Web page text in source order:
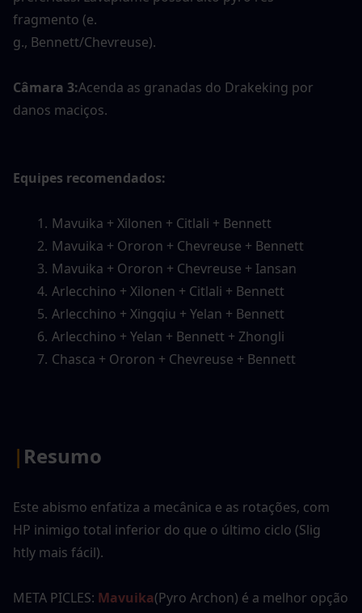
fragmento (e.
g., Bennett/Chevreuse).
Câmara 3:Acenda as granadas do Drakeking por
danos maciços.
Equipes recomendados:
Mavuika + Xilonen + Citlali + Bennett
Mavuika + Ororon + Chevreuse + Bennett
Mavuika + Ororon + Chevreuse + Iansan
Arlecchino + Xilonen + Citlali + Bennett
Arlecchino + Xingqiu + Yelan + Bennett
Arlecchino + Yelan + Bennett + Zhongli
Chasca + Ororon + Chevreuse + Bennett
| Resumo
Este abismo enfatiza a mecânica e as rotações, com
HP inimigo total inferior do que o último ciclo (Slig
htly mais fácil).
META PICLES: Mavuika(Pyro Archon) é a melhor opção